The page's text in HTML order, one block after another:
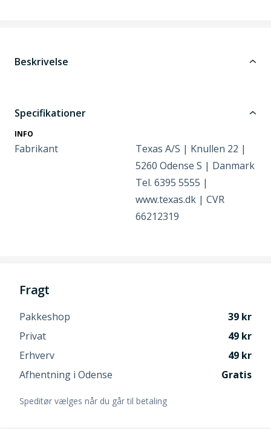
Beskrivelse
Specifikationer
INFO
Fabrikant
Texas A/S | Knullen 22 |
5260 Odense S | Danmark
Tel. 6395 5555 |
www.texas.dk | CVR
66212319
Fragt
Pakkeshop
39
Privat
49
Erhverv
49
Afhentning i Odense
Gratis
Speditør vælges når du går til betaling